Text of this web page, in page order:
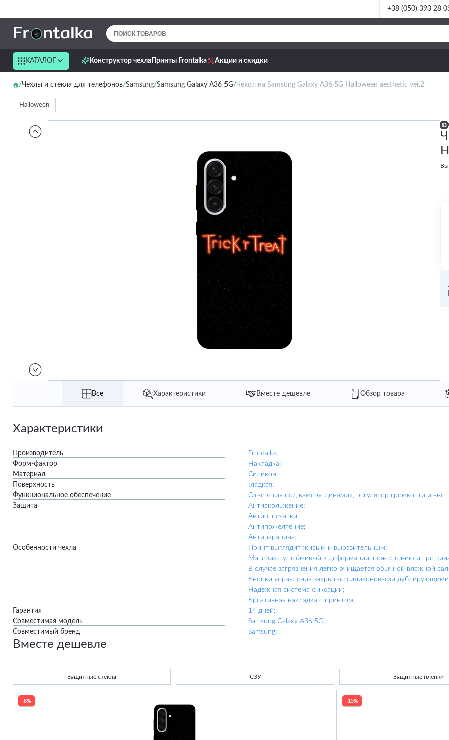
+38 (050) 393 28
КАТАЛОГ Конструктор чехла Принты Frontalka Акции и скидки
Чехлы и стекла для телефонов Samsung Samsung Galaxy A36 5G Чехол на Samsung Galaxy A36 5G Halloween aesthetic ver.2
Halloween
Все Характеристики Вместе дешевле Обзор товара
Характеристики
Производитель
Frontalka;
Форм-фактор
Накладка;
Материал
Силикон;
Поверхность
Гладкая;
Функциональное обеспечение
Отверстия под камеру, динамик, регулятор громкости и
Защита
Антискольжение;
Антиотпечатки;
Антипожелтение;
Антицарапина;
Особенности чехла
Принт выглядит живым и выразительным;
Материал устойчивый к деформации, пожелтению и
В случае загрязнения легко очищается обычной влажной
Кнопки управления закрытые силиконовыми дублирующими
Надежная система фиксации;
Креативная накладка с принтом;
Гарантия
14 дней;
Совместимая модель
Samsung Galaxy A36 5G;
Совместимый бренд
Samsung;
Вместе дешевле
Защитные стёкла СЗУ Защитные плёнки
-8% -15%